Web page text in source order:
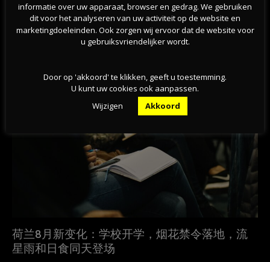
荷兰卫生大臣因错误发言被议会猛
批？他说错了啥？
RIVM主任：荷兰疫情明年夏天之
前都不可能变好
荷兰8月新变化：学校开学，烟花禁令落地，流
星雨和日食同天登场
informatie over uw apparaat, browser en gedrag. We gebruiken
dit voor het analyseren van uw activiteit op de website en
marketingdoeleinden. Ook zorgen wij ervoor dat de website voor
u gebruiksvriendelijker wordt.
Door op 'akkoord' te klikken, geeft u toestemming.
U kunt uw cookies ook aanpassen.
Wijzigen
Akkoord